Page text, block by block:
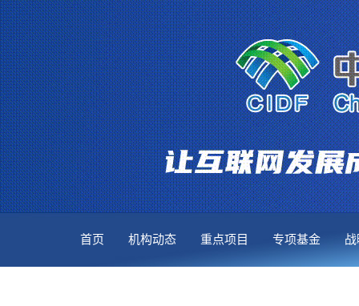
首页 机构动态 重点项目 专项基金